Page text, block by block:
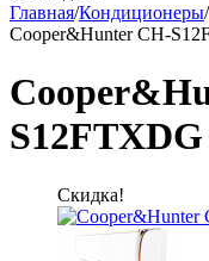
Главная/Кондиционеры/
Cooper&Hunter CH-
S12FTXDG
Скидка!